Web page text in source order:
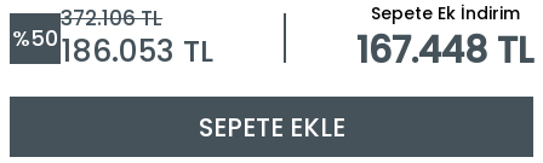
%50
372.106TL
186.053 TL
Sepete Ek İndirim
167.448 TL
SEPETE EKLE